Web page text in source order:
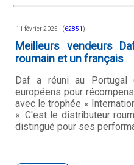
11 février 2025 - (62851 )
Meilleurs vendeurs
roumain et un français
Daf a réuni au Portugal
européens pour
avec le trophée «
». C'est le distributeur
distingué pour ses